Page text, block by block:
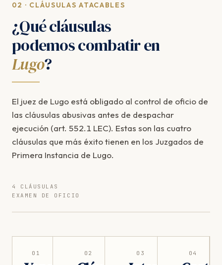
02 · CLÁUSULAS ATACABLES
¿Qué cláusulas
podemos combatir en
Lugo?
El juez de Lugo está obligado al control de oficio de
las cláusulas abusivas antes de despachar
ejecución (art. 552.1 LEC). Estas son las cuatro
cláusulas que más éxito tienen en los Juzgados de
Primera Instancia de Lugo.
4 CLÁUSULAS
EXAMEN DE OFICIO
01 02 03 04